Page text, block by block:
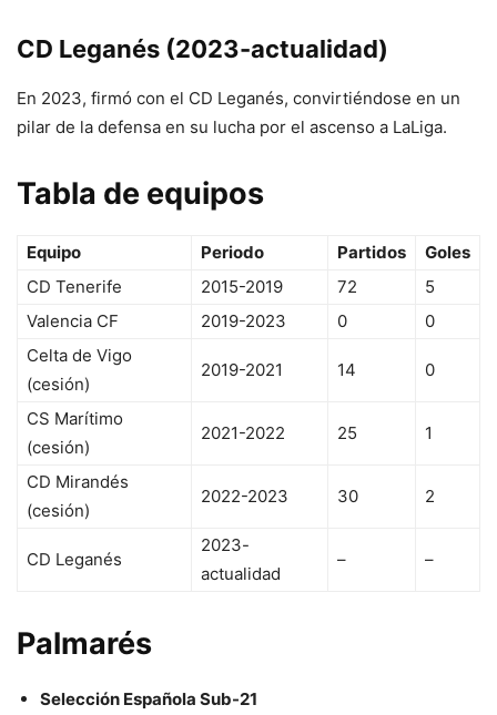
CD Leganés (2023-actualidad)
En 2023, firmó con el CD Leganés, convirtiéndose en un
pilar de la defensa en su lucha por el ascenso a LaLiga.
Tabla de equipos
Equipo Periodo Partidos
Goles
CD Tenerife
2015-2019 72
5
Valencia CF
2019-2023 0
0
Celta de Vigo
(cesión)
2019-2021 14 0
CS Marítimo
(cesión)
2021-2022 25 1
CD Mirandés
(cesión)
2022-2023 30 2
CD Leganés
2023-
actualidad
– –
Palmarés
Selección Española Sub-21